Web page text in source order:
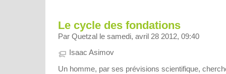
Le cycle des fondations
Par Quetzal le samedi, avril 28 2012, 09:40
Isaac Asimov
Un homme, par ses prévisions scientifique,